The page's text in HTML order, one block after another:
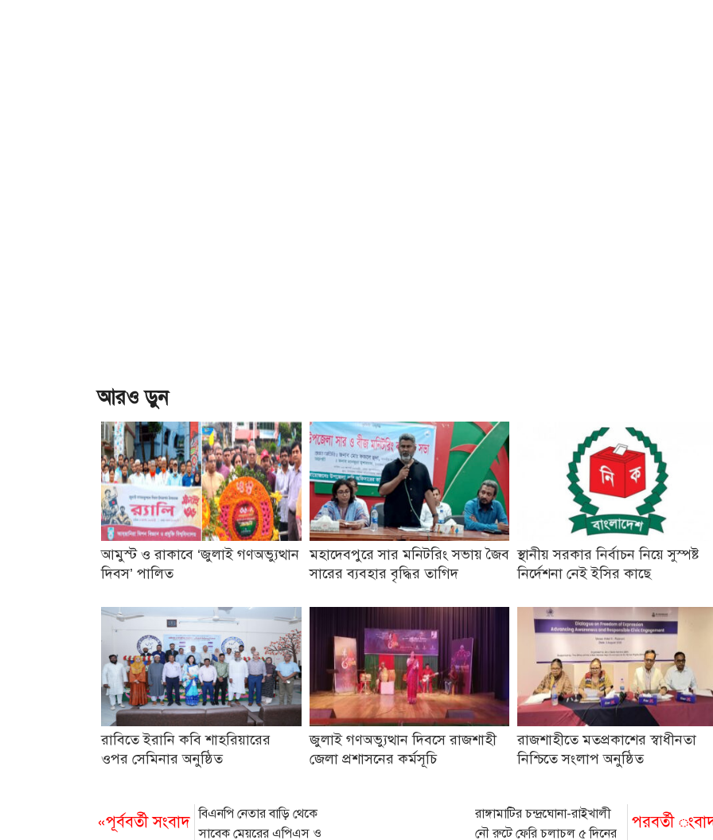
আরও ড়ুন
আমুস্ট ও রাকাবে ‘জুলাই গণঅভ্যুত্থান
দিবস’ পালিত
মহাদেবপুরে সার মনিটরিং সভায় জৈব
সারের ব্যবহার বৃদ্ধির তাগিদ
স্থানীয় সরকার নির্বাচন নিয়ে সুস্পষ্ট
নির্দেশনা নেই ইসির কাছে
রাবিতে ইরানি কবি শাহরিয়ারের
ওপর সেমিনার অনুষ্ঠিত
জুলাই গণঅভ্যুত্থান দিবসে রাজশাহী
জেলা প্রশাসনের কর্মসূচি
রাজশাহীতে মতপ্রকাশের স্বাধীনতা
নিশ্চিতে সংলাপ অনুষ্ঠিত
«পূর্ববর্তী সংবাদ বিএনপি নেতার বাড়ি থেকে
সাবেক মেয়রের এপিএস ও
পরবর্তী
রাঙ্গামাটির চন্দ্রঘোনা-রাইখালী
নৌ রুটে ফেরি চলাচল ৫ দিনের